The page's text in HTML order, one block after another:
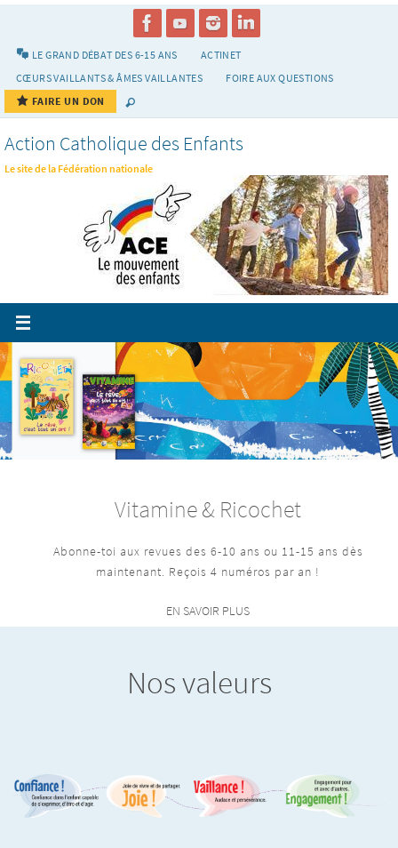
LE GRAND DÉBAT DES 6-15 ANS
ACTINET
CŒURS VAILLANTS & ÂMES VAILLANTES
FOIRE AUX QUESTIONS
FAIRE UN DON
Action Catholique des Enfants
Le site de la Fédération nationale
Vitamine & Ricochet
Abonne-toi aux revues des 6-10 ans ou 11-15 ans dès
maintenant. Reçois 4 numéros par an !
EN SAVOIR PLUS
Nos valeurs